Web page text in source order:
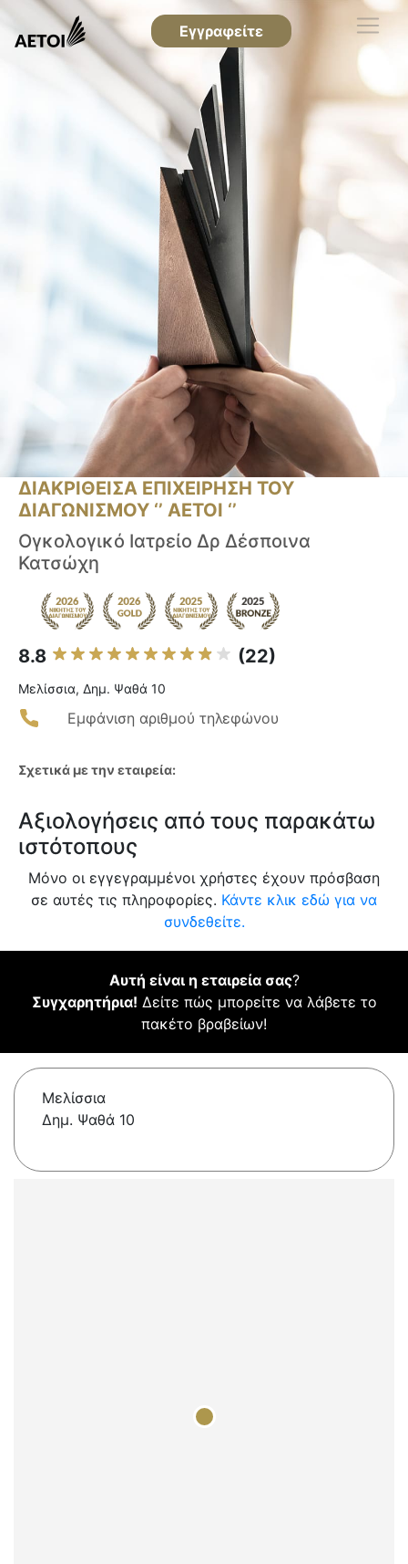
Εγγραφείτε
ΔΙΑΚΡΙΘΕΙΣΑ ΕΠΙΧΕΙΡΗΣΗ ΤΟΥ
ΔΙΑΓΩΝΙΣΜΟΥ ‘’ ΑΕΤΟΙ ‘’
Ογκολογικό Ιατρείο Δρ Δέσποινα
Κατσώχη
8.8 (22)
Μελίσσια, Δημ. Ψαθά 10
Εμφάνιση αριθμού τηλεφώνου
Σχετικά με την εταιρεία:
Αξιολογήσεις από τους παρακάτω
ιστότοπους
Μόνο οι εγγεγραμμένοι χρήστες έχουν πρόσβαση
σε αυτές τις πληροφορίες. Κάντε κλικ εδώ για να
συνδεθείτε.
Αυτή είναι η εταιρεία σας?
Συγχαρητήρια! Δείτε πώς μπορείτε να λάβετε το
πακέτο βραβείων!
Μελίσσια
Δημ. Ψαθά 10